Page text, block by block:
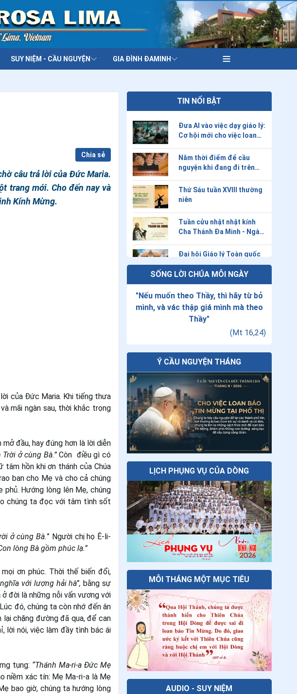
SUY NIỆM - CẦU NGUYỆN GIA ĐÌNH ĐAMINH
Chia sẻ
câu trả lời của Đức Maria.
trang mới. Cho đến nay và
Kính Mừng.
của Đức Maria. Khi tiếng thưa
mãi ngàn sau, thời khắc trọng
đầu, hay đúng hơn là lời diễn
Trời ở cùng Bà.”Còn điều gì có
hồn khi ơn thánh của Chúa
ban cho Mẹ và cho cả chúng
Hướng lòng lên Mẹ, chúng
chúng ta đọc với tâm tình sốt
ở cùng Bà.” Người chị họ Ê-li-
lòng Bà gồm phúc lạ.”
ơn phúc. Thời thế biến đổi,
nghĩa với lượng hải hà”,bằng sự
đời là những nỗi vấn vương với
đó, chúng ta còn nhớ đến ân
lại chặng đường đã qua, để can
lời nói, việc làm đầy tình bác ái
tụng: “Thánh Ma-ri-a Đức Mẹ
niềm xác tín: Mẹ Ma-ri-a là Mẹ
bao giờ, chúng ta hướng lòng
SỐNG LỜI CHÚA MỖI NGÀY
"Nếu muốn theo Thầy, thì hãy từ bỏ
mình, và vác thập giá mình mà theo
Thầy"
(Mt 16,24)
Ý CẦU NGUYỆN THÁNG
LỊCH PHỤNG VỤ CỦA DÒNG
TIN NỔI BẬT
Đưa AI vào việc dạy giáo lý:
Cơ hội mới cho việc loan
Năm thời điểm để cầu
nguyện khi đang đi trên
Thứ Sáu tuần XVIII thường
niên
Tuần cửu nhật nhật kính
Cha Thánh Đa Minh - Ngày
cha Thánh Đa Minh
Đại hội Giáo lý Toàn quốc
lần thứ VII: “Huấn giáo
phục vụ cho công cuộc
loan báo Tin Mừng”
Giáo lý về Công đồng
Vaticanô II: Bài 20 - Lời cầu
nguyện phụng vụ của Giáo
Thứ Năm tuần XVIII thường
niên - Chúa Hiển Dung
Tuần cửu nhật nhật kính
Cha Thánh Đa Minh - Ngày
thứ tám: Thánh Đa Minh
được chúa gọi về
Tại sao Lễ Chúa Hiển Dung
lại được cử hành vào ngày
06 tháng 8?
MỖI THÁNG MỘT MỤC TIÊU
AUDIO - SUY NIỆM